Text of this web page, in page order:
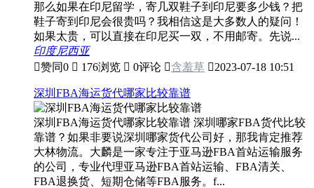
那么如果在印尼留学，寄几双鞋子到印尼要多少钱？把
鞋子寄到印尼会很贵吗？我相信这是大多数人的疑问！
如果太贵，可以直接在印尼买一双，不用邮寄。先说...
印度尼西亚
赞同0  176浏览  0评论 含羞草 2023-07-18 10:51
深圳FBA海运货代哪家比较靠谱
深圳FBA海运货代哪家比较靠谱 深圳哪家FBA货代比较
靠谱？如果非要说深圳哪家货代公司好，那我肯定推荐
大林物流。大麟是一家专注于亚马逊FBA首站运输服务
的公司，专业代理亚马逊FBA首站运输、FBA清关、
FBA退换货、短期仓储等FBA服务。f...